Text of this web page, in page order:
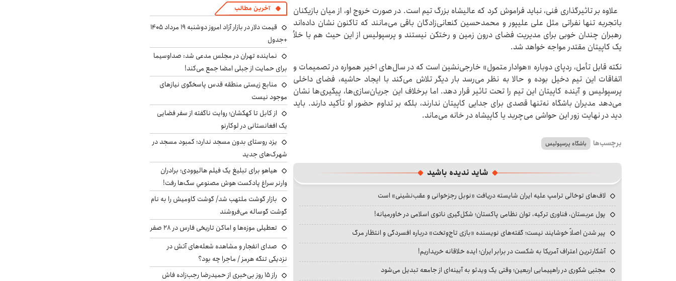
علاوه بر تاثیرگذاری فنی، نباید فراموش کرد که عالیشاه بزرگ تیم است. در صورت خروج او، از میان بازیکنان
باتجربه تنها نفراتی مثل علی علیپور و محمدحسین کنعانی‌زادگان باقی می‌مانند که تاکنون نشان داده‌اند
رهبران چندان خوبی برای مدیریت فضای درون زمین و رختکن نیستند و پرسپولیس از این حیث هم با خلأ
یک کاپیتان مقتدر مواجه خواهد شد.
نکته قابل تأمل، ردپای دوباره «هوادار متمول» خارجی‌نشین است که در سال‌های اخیر همواره در تصمیمات و
اتفاقات این تیم دخیل بوده و حالا به نظر می‌رسد بار دیگر تلاش می‌کند با ایجاد حاشیه، فضای داخلی
پرسپولیس و آینده کاپیتان این تیم را تحت تاثیر قرار دهد. اما برخلاف این جریان‌سازی‌ها، پیگیری‌ها نشان
می‌دهد مدیران باشگاه نه‌تنها قصدی برای جدایی کاپیتان ندارند، بلکه بر تداوم حضور او تأکید دارند. باید
دید در نهایت زور این حواشی می‌چربد یا کاپیشاه در خانه می‌ماند.
برچسب‌ها باشگاه پرسپولیس
شاید ندیده باشید
لاف‌های توخالی ترامپ علیه ایران شایسته دریافت «نوبل رجزخوانی و عقب‌نشینی» است
پول عربستان، فناوری ترکیه، توان نظامی پاکستان؛ شکل‌گیری ناتوی اسلامی در خاورمیانه!
پیر شدن اصلاً خوشایند نیست؛ گفته‌های نویسنده «بازی تاج‌وتخت» درباره افسردگی و انتظار مرگ
آشکارترین اعتراف آمریکا به شکست در برابر ایران؛ ایده خلاقانه خریداریم!
مجتبی شکوری در راهپیمایی اربعین؛ وقتی یک ویدئو به آیینه‌ای از جامعه تبدیل می‌شود
آخرین مطالب
قیمت دلار در بازار آزاد امروز دوشنبه ۱۹ مرداد ۱۴۰۵
+جدول
نماینده تهران در مجلس مدعی شد: صداوسیما
برای حمایت از جبلی امضا جمع می‌کند!
منابع زیستی منطقه قدس پاسخگوی نیازهای
موجود نیست
از کابل تا کهکشان؛ روایت ناگفته از سفر فضایی
یک افغانستانی در لوکارنو
یزد روستای بدون مسجد ندارد؛ کمبود مسجد در
شهرک‌های جدید
هیاهو برای تبلیغ یک فیلم هالیوودی؛ برادران
وارنر سراغ پادکست هوش مصنوعیِ سگ‌ها رفت!
بازار گوشت ملتهب شد/ گوشت گاومیش را به نام
گوشت گوساله می‌فروشند
تعطیلی موزه‌ها و اماکن تاریخی فارس در ۲۸ صفر
صدای انفجار و مشاهده شعله‌های آتش در
نزدیکی تنگه هرمز / ماجرا چه بود؟
راز ۱۵ روز بی‌خبری از حمیدرضا رجب‌زاده فاش